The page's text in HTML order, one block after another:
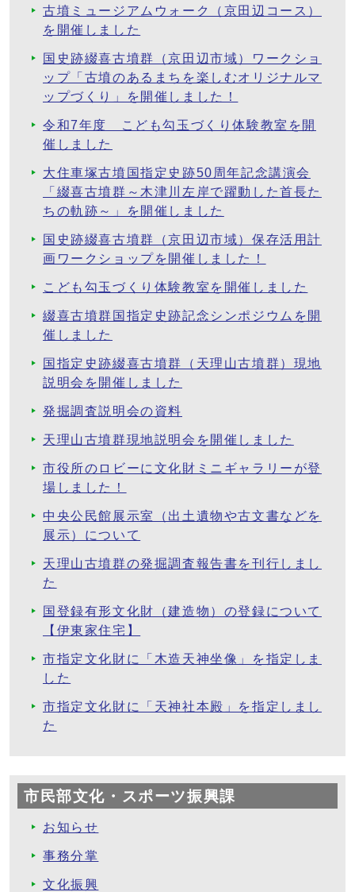
古墳ミュージアムウォーク（京田辺コース）
を開催しました
国史跡綴喜古墳群（京田辺市域）ワークショ
ップ「古墳のあるまちを楽しむオリジナルマ
ップづくり」を開催しました！
令和7年度 こども勾玉づくり体験教室を開
催しました
大住車塚古墳国指定史跡50周年記念講演会
「綴喜古墳群～木津川左岸で躍動した首長た
ちの軌跡～」を開催しました
国史跡綴喜古墳群（京田辺市域）保存活用計
画ワークショップを開催しました！
こども勾玉づくり体験教室を開催しました
綴喜古墳群国指定史跡記念シンポジウムを開
催しました
国指定史跡綴喜古墳群（天理山古墳群）現地
説明会を開催しました
発掘調査説明会の資料
天理山古墳群現地説明会を開催しました
市役所のロビーに文化財ミニギャラリーが登
場しました！
中央公民館展示室（出土遺物や古文書などを
展示）について
天理山古墳群の発掘調査報告書を刊行しまし
た
国登録有形文化財（建造物）の登録について
【伊東家住宅】
市指定文化財に「木造天神坐像」を指定しま
した
市指定文化財に「天神社本殿」を指定しまし
た
市民部文化・スポーツ振興課
お知らせ
事務分掌
文化振興